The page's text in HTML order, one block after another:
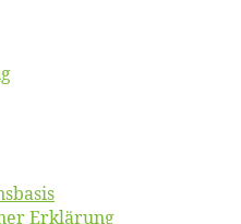
Erklärung